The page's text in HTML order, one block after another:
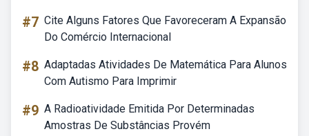
#7 Cite Alguns Fatores Que Favoreceram A Expansão
Do Comércio Internacional
#8 Adaptadas Atividades De Matemática Para Alunos
Com Autismo Para Imprimir
#9 A Radioatividade Emitida Por Determinadas
Amostras De Substâncias Provém